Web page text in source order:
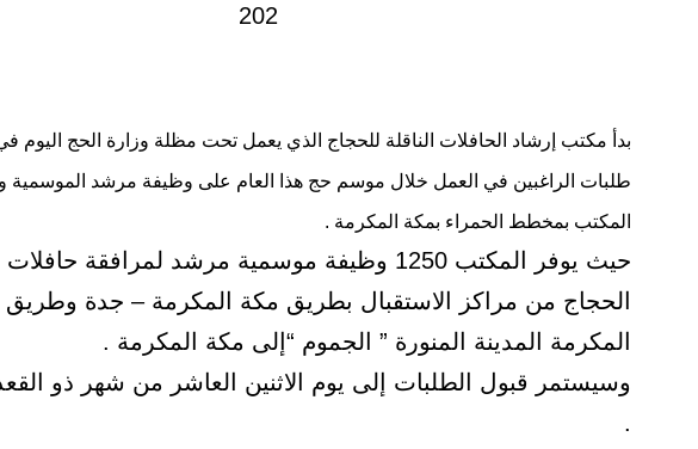
بدأ مكتب إرشاد الحافلات الناقلة للحجاج الذي يعمل تحت مظلة وزارة الحج اليوم
طلبات الراغبين في العمل خلال موسم حج هذا العام على وظيفة مرشد الموسمية
المكتب بمخطط الحمراء بمكة المكرمة .
حيث يوفر المكتب 1250 وظيفة موسمية مرشد لمرافقة
الحجاج من مراكز الاستقبال بطريق مكة المكرمة – جدة
المكرمة المدينة المنورة ” الجموم “إلى مكة المكرمة .
وسيستمر قبول الطلبات إلى يوم الاثنين العاشر من شهر ذو
.